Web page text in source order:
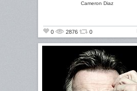
Cameron Diaz
0 2876 0